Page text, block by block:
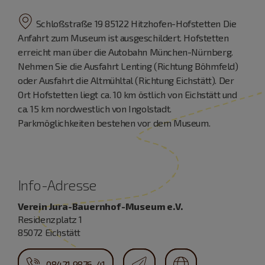
Schloßstraße 19 85122 Hitzhofen-Hofstetten Die
Anfahrt zum Museum ist ausgeschildert. Hofstetten
erreicht man über die Autobahn München-Nürnberg.
Nehmen Sie die Ausfahrt Lenting (Richtung Böhmfeld)
oder Ausfahrt die Altmühltal (Richtung Eichstätt). Der
Ort Hofstetten liegt ca. 10 km östlich von Eichstätt und
ca. 15 km nordwestlich von Ingolstadt.
Parkmöglichkeiten bestehen vor dem Museum.
Info-Adresse
Verein Jura-Bauernhof-Museum e.V.
Residenzplatz 1
85072 Eichstätt